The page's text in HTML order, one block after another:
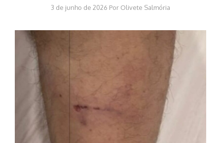
3 de junho de 2026 Por Olivete Salmória